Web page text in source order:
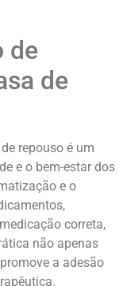
de
de
repouso é um
e o bem-estar dos
e o
correta,
não apenas
a adesão